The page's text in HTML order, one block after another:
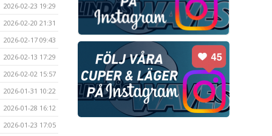
2026-02-23 19:29
2026-02-20 21:31
2026-02-17 09:43
2026-02-13 17:29
2026-02-02 15:57
2026-01-31 10:22
2026-01-28 16:12
2026-01-23 17:05